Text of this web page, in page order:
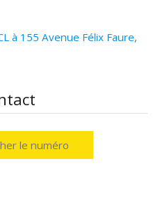
à 155 Avenue Félix Faure,
le numéro